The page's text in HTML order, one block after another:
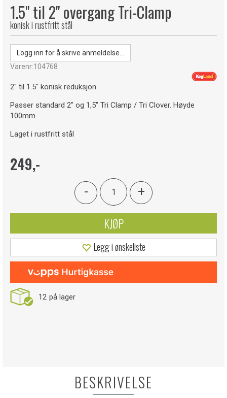
1.5" til 2" overgang Tri-Clamp
konisk i rustfritt stål
Logg inn for å skrive anmeldelse...
Varenr:104768
2" til 1.5" konisk reduksjon
Passer standard 2" og 1,5" Tri Clamp / Tri Clover. Høyde
100mm
Laget i rustfritt stål
249,-
- +
KJØP
Legg i ønskeliste
12 på lager
BESKRIVELSE